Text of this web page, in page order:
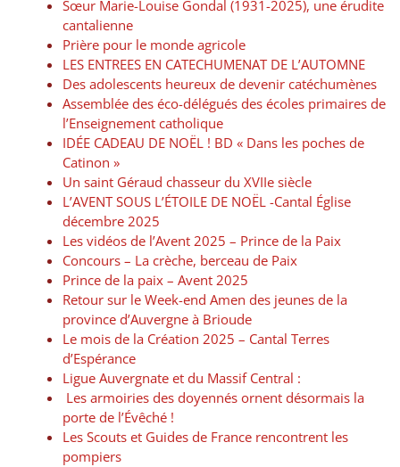
Sœur Marie-Louise Gondal (1931-2025), une érudite
cantalienne
Prière pour le monde agricole
LES ENTREES EN CATECHUMENAT DE L’AUTOMNE
Des adolescents heureux de devenir catéchumènes
Assemblée des éco-délégués des écoles primaires de
l’Enseignement catholique
IDÉE CADEAU DE NOËL ! BD « Dans les poches de
Catinon »
Un saint Géraud chasseur du XVIIe siècle
L’AVENT SOUS L’ÉTOILE DE NOËL -Cantal Église
décembre 2025
Les vidéos de l’Avent 2025 – Prince de la Paix
Concours – La crèche, berceau de Paix
Prince de la paix – Avent 2025
Retour sur le Week-end Amen des jeunes de la
province d’Auvergne à Brioude
Le mois de la Création 2025 – Cantal Terres
d’Espérance
Ligue Auvergnate et du Massif Central :
Les armoiries des doyennés ornent désormais la
porte de l’Évêché !
Les Scouts et Guides de France rencontrent les
pompiers